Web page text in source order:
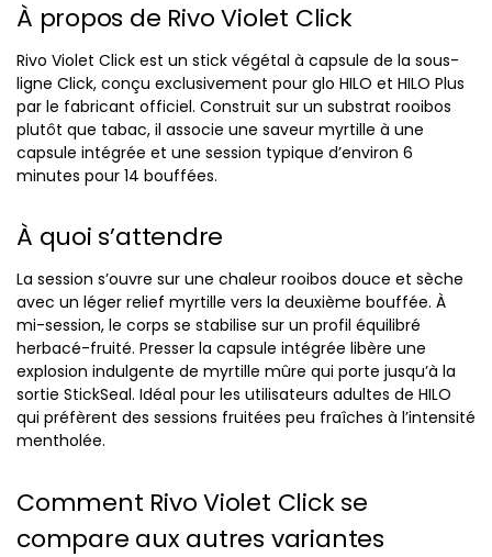
À propos de Rivo Violet Click
Rivo Violet Click est un stick végétal à capsule de la sous-
ligne Click, conçu exclusivement pour glo HILO et HILO Plus
par le fabricant officiel. Construit sur un substrat rooibos
plutôt que tabac, il associe une saveur myrtille à une
capsule intégrée et une session typique d’environ 6
minutes pour 14 bouffées.
À quoi s’attendre
La session s’ouvre sur une chaleur rooibos douce et sèche
avec un léger relief myrtille vers la deuxième bouffée. À
mi-session, le corps se stabilise sur un profil équilibré
herbacé-fruité. Presser la capsule intégrée libère une
explosion indulgente de myrtille mûre qui porte jusqu’à la
sortie StickSeal. Idéal pour les utilisateurs adultes de HILO
qui préfèrent des sessions fruitées peu fraîches à l’intensité
mentholée.
Comment Rivo Violet Click se
compare aux autres variantes